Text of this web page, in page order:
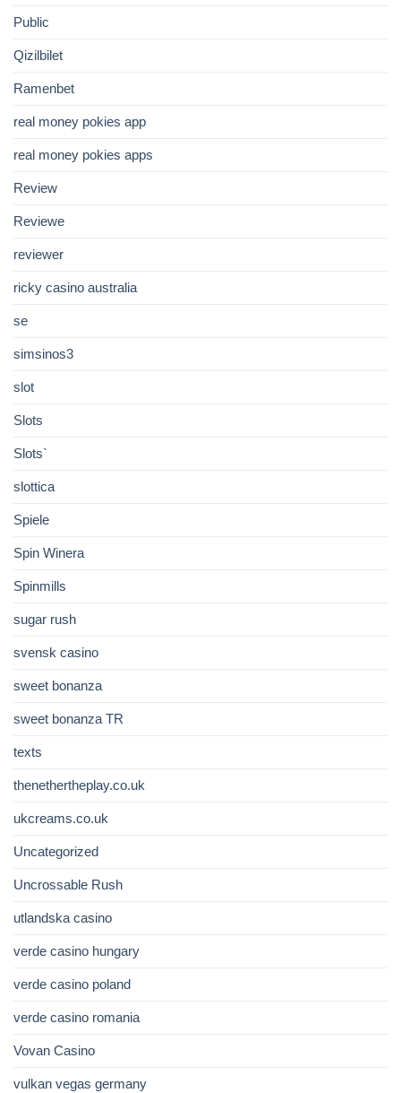
Public
Qizilbilet
Ramenbet
real money pokies app
real money pokies apps
Review
Reviewe
reviewer
ricky casino australia
se
simsinos3
slot
Slots
Slots`
slottica
Spiele
Spin Winera
Spinmills
sugar rush
svensk casino
sweet bonanza
sweet bonanza TR
texts
thenethertheplay.co.uk
ukcreams.co.uk
Uncategorized
Uncrossable Rush
utlandska casino
verde casino hungary
verde casino poland
verde casino romania
Vovan Casino
vulkan vegas germany